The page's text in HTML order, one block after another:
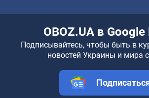
OBOZ.UA в Google
Подписывайтесь, чтобы быть в
новостей Украины и мира